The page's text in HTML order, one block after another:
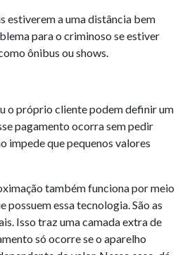
estiverem a uma distância bem
para o criminoso se estiver
ônibus ou shows.
o próprio cliente podem definir um
pagamento ocorra sem pedir
impede que pequenos valores
também funciona por meio
possuem essa tecnologia. São as
Isso traz uma camada extra de
só ocorre se o aparelho